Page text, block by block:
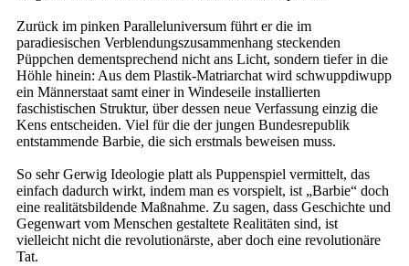
Zurück im pinken Paralleluniversum führt er die im
paradiesischen Verblendungszusammenhang steckenden
Püppchen dementsprechend nicht ans Licht, sondern tiefer in die
Höhle hinein: Aus dem Plastik-Matriarchat wird schwuppdiwupp
ein Männerstaat samt einer in Windeseile installierten
faschistischen Struktur, über dessen neue Verfassung einzig die
Kens entscheiden. Viel für die der jungen Bundesrepublik
entstammende Barbie, die sich erstmals beweisen muss.
So sehr Gerwig Ideologie platt als Puppenspiel vermittelt, das
einfach dadurch wirkt, indem man es vorspielt, ist „Barbie“ doch
eine realitätsbildende Maßnahme. Zu sagen, dass Geschichte und
Gegenwart vom Menschen gestaltete Realitäten sind, ist
vielleicht nicht die revolutionärste, aber doch eine revolutionäre
Tat.